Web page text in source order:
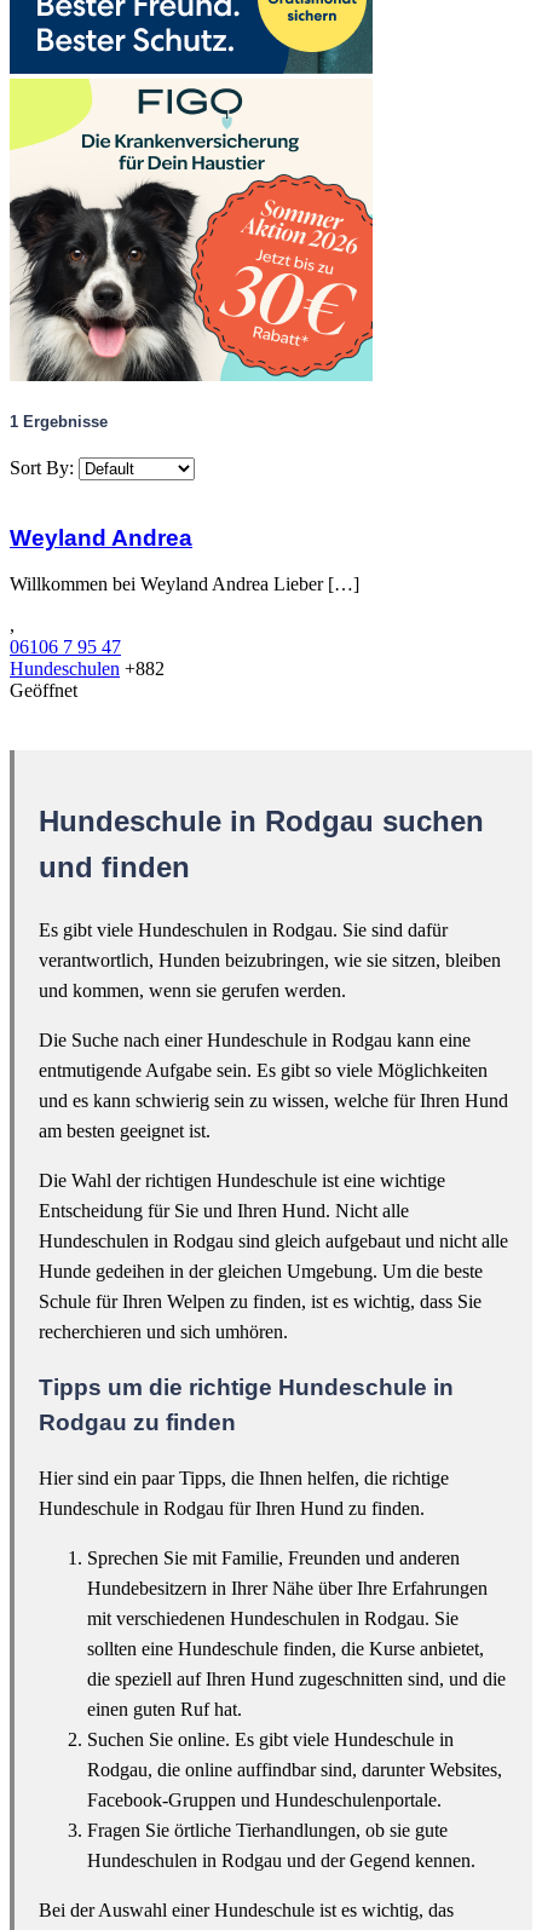
1 Ergebnisse
Sort By:
Weyland Andrea
Willkommen bei Weyland Andrea Lieber […]
,
06106 7 95 47
Hundeschulen +882
Geöffnet
Hundeschule in Rodgau suchen
und finden
Es gibt viele Hundeschulen in Rodgau. Sie sind dafür
verantwortlich, Hunden beizubringen, wie sie sitzen, bleiben
und kommen, wenn sie gerufen werden.
Die Suche nach einer Hundeschule in Rodgau kann eine
entmutigende Aufgabe sein. Es gibt so viele Möglichkeiten
und es kann schwierig sein zu wissen, welche für Ihren Hund
am besten geeignet ist.
Die Wahl der richtigen Hundeschule ist eine wichtige
Entscheidung für Sie und Ihren Hund. Nicht alle
Hundeschulen in Rodgau sind gleich aufgebaut und nicht alle
Hunde gedeihen in der gleichen Umgebung. Um die beste
Schule für Ihren Welpen zu finden, ist es wichtig, dass Sie
recherchieren und sich umhören.
Tipps um die richtige Hundeschule in
Rodgau zu finden
Hier sind ein paar Tipps, die Ihnen helfen, die richtige
Hundeschule in Rodgau für Ihren Hund zu finden.
Sprechen Sie mit Familie, Freunden und anderen
Hundebesitzern in Ihrer Nähe über Ihre Erfahrungen
mit verschiedenen Hundeschulen in Rodgau. Sie
sollten eine Hundeschule finden, die Kurse anbietet,
die speziell auf Ihren Hund zugeschnitten sind, und die
einen guten Ruf hat.
Suchen Sie online. Es gibt viele Hundeschule in
Rodgau, die online auffindbar sind, darunter Websites,
Facebook-Gruppen und Hundeschulenportale.
Fragen Sie örtliche Tierhandlungen, ob sie gute
Hundeschulen in Rodgau und der Gegend kennen.
Bei der Auswahl einer Hundeschule ist es wichtig, das